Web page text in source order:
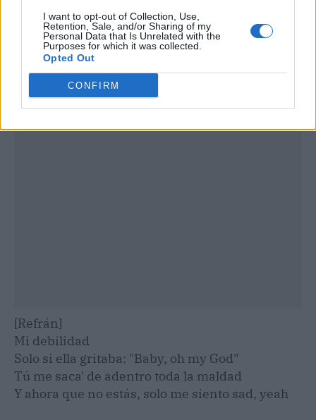
I want to opt-out of Collection, Use,
Retention, Sale, and/or Sharing of my
Personal Data that Is Unrelated with the
Purposes for which it was collected.
Opted Out
CONFIRM
Publicidad
[Refrán]
Mi debilidad
Solo si ella gritaba: "Baby, oh my God"
Tú me saca' de adentro toda la maldad
Y ahora que no estás, solo me siento sad, yeah